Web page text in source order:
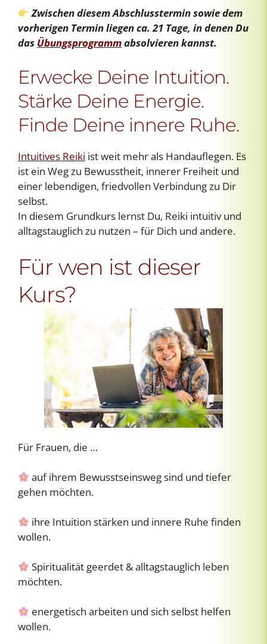
Zwischen diesem Abschlusstermin sowie dem
vorherigen Termin liegen ca. 21 Tage, in denen Du
das Übungsprogrammabsolvieren kannst.
Erwecke Deine Intuition.
Stärke Deine Energie.
Finde Deine innere Ruhe.
Intuitives Reiki ist weit mehr als Handauflegen. Es
ist ein Weg zu Bewusstheit, innerer Freiheit und
einer lebendigen, friedvollen Verbindung zu Dir
selbst.
In diesem Grundkurs lernst Du, Reiki intuitiv und
alltagstauglich zu nutzen – für Dich und andere.
Für wen ist dieser
Kurs?
Für Frauen, die …
auf ihrem Bewusstseinsweg sind und tiefer
gehen möchten.
ihre Intuition stärken und innere Ruhe finden
wollen.
Spiritualität geerdet & alltagstauglich leben
möchten.
energetisch arbeiten und sich selbst helfen
wollen.